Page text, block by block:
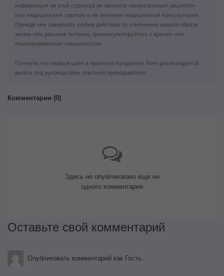
информация на этой странице не является лекарственным рецептом
или медицинским советом и не заменяет медицинской консультации.
Прежде чем совершать любые действия по изменению вашего образа
жизни или рациона питания, проконсультируйтесь с врачом или
лицензированным специалистом.
Помните, что первые шаги в практике Кундалини Йоги рекомендуется
делать под руководством опытного преподавателя.
Комментарии (0)
Здесь не опубликовано еще ни
одного комментария
Оставьте свой комментарий
Опубликовать комментарий как Гость.